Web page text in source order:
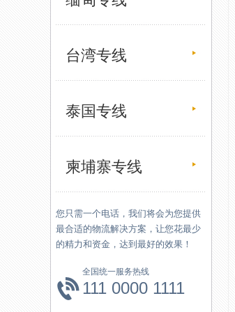
台湾专线
泰国专线
柬埔寨专线
您只需一个电话，我们将会为您提供
最合适的物流解决方案，让您花最少
的精力和资金，达到最好的效果！
全国统一服务热线
111 0000 1111